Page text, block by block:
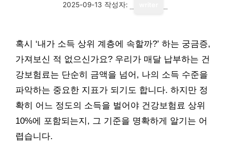
2025-09-13 작성자:
혹시 ‘내가 소득 상위 계층에 속할까?’ 하는 궁금증,
가져보신 적 없으신가요? 우리가 매달 납부하는 건
강보험료는 단순히 금액을 넘어, 나의 소득 수준을
파악하는 중요한 지표가 되기도 합니다. 하지만 정
확히 어느 정도의 소득을 벌어야 건강보험료 상위
10%에 포함되는지, 그 기준을 명확하게 알기는 어
렵습니다.